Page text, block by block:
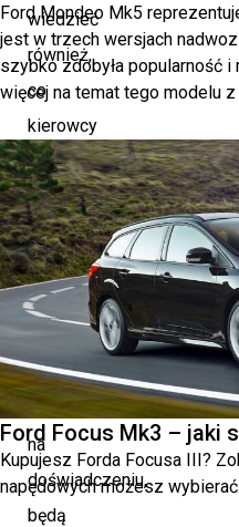
wiedzieć
również,
co
kierowcy
sądzą
o
Fordzie
Mondeo
mk4.
Opinie
użytkowników,
oparte
na
doświadczeniu,
będą
Ford Mondeo Mk5
jest w trzech wersjach
szybko zdobyła popularność
więcej na temat tego modelu z
Ford Focus Mk3 – jaki
Kupujesz Forda Focusa III?
napędowych możesz wybierać.